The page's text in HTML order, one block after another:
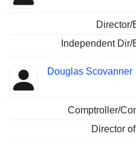
Director/
Independent
Douglas Scovanner
Comptroller/
Director